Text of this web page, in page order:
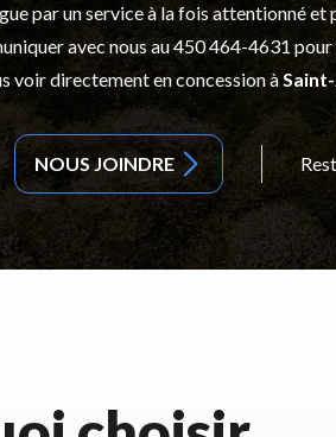
par un service à la fois attentionné et
avec nous au450 464-4631 pour
voir directement en concession à
NOUS JOINDRE